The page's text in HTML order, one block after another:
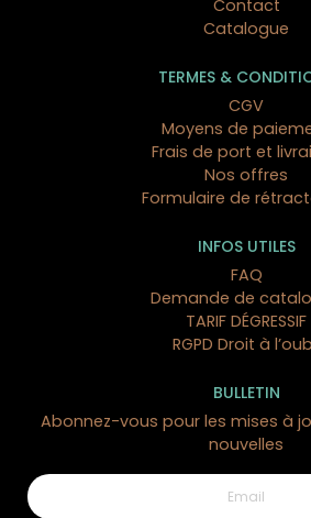
Contact
Catalogue
TERMES &
CGV
Moyens de
Frais de port et
Nos offres
Formulaire de
INFOS UTILES
FAQ
Demande de
TARIF DÉGRESSIF
RGPD Droit à
BULLETIN
Abonnez-vous pour les mises à
nouvelles